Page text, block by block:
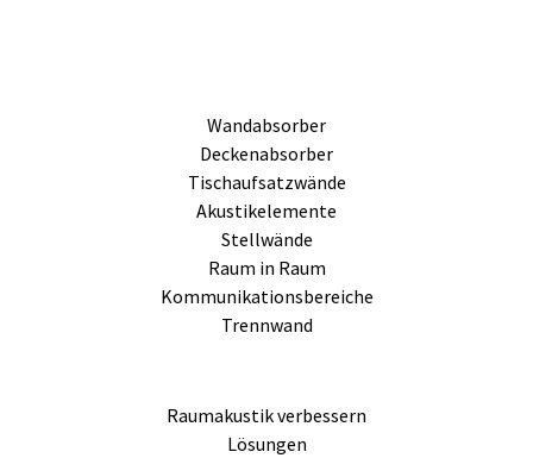
Wandabsorber
Deckenabsorber
Tischaufsatzwände
Akustikelemente
Stellwände
Raum in Raum
Kommunikationsbereiche
Trennwand
Raumakustik verbessern
Lösungen